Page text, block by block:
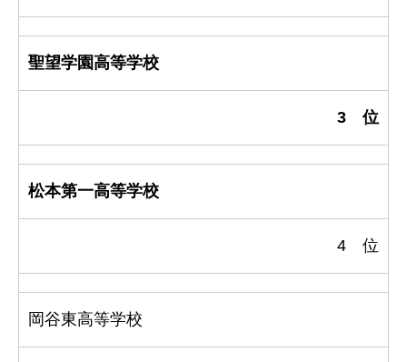
聖望学園高等学校
3 位
松本第一高等学校
4 位
岡谷東高等学校